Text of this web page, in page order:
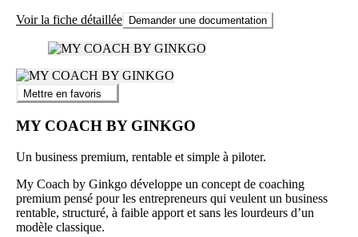
Voir la fiche détaillée Demander une documentation
Mettre en favoris
MY COACH BY GINKGO
Un business premium, rentable et simple à piloter.
My Coach by Ginkgo développe un concept de coaching
premium pensé pour les entrepreneurs qui veulent un business
rentable, structuré, à faible apport et sans les lourdeurs d’un
modèle classique.